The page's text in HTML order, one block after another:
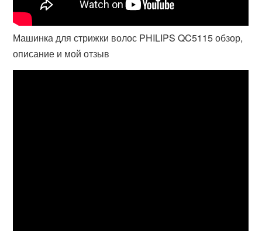
Машинка для стрижки волос PHILIPS QC5115 обзор,
описание и мой отзыв